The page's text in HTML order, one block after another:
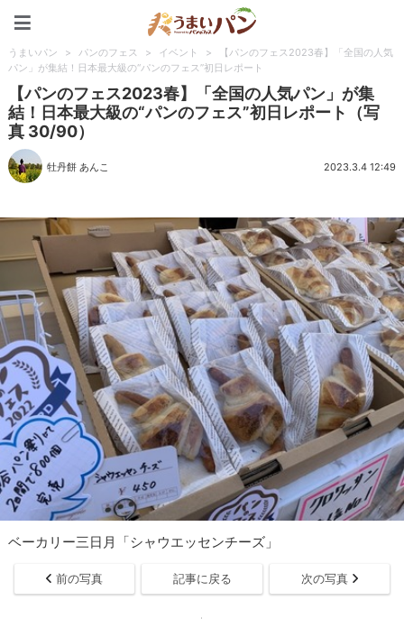
うまいパン > パンのフェス > イベント >
【パンのフェス2023春】「全国の人気
パン」が集結！日本最大級の“パンのフェス”初日レポート
【パンのフェス2023春】「全国の人気パン」が集
結！日本最大級の“パンのフェス”初日レポート（写
真 30/90）
牡丹餅 あんこ 2023.3.4 12:49
ベーカリー三日月「シャウエッセンチーズ」
前の写真 記事に戻る 次の写真